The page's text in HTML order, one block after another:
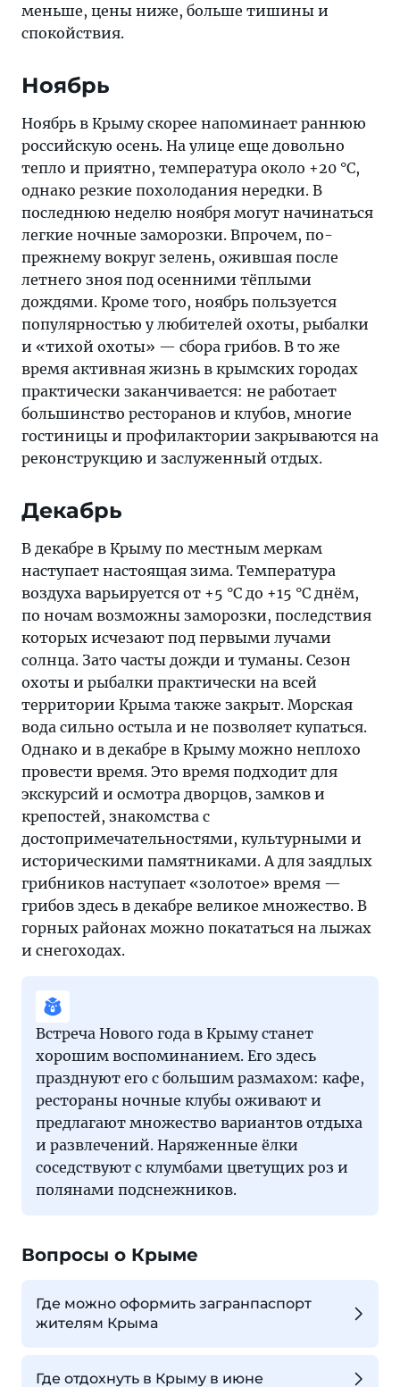
меньше, цены ниже, больше тишины и
спокойствия.
Ноябрь
Ноябрь в Крыму скорее напоминает раннюю
российскую осень. На улице еще довольно
тепло и приятно, температура около +20 °C,
однако резкие похолодания нередки. В
последнюю неделю ноября могут начинаться
легкие ночные заморозки. Впрочем, по-
прежнему вокруг зелень, ожившая после
летнего зноя под осенними тёплыми
дождями. Кроме того, ноябрь пользуется
популярностью у любителей охоты, рыбалки
и «тихой охоты» — сбора грибов. В то же
время активная жизнь в крымских городах
практически заканчивается: не работает
большинство ресторанов и клубов, многие
гостиницы и профилактории закрываются на
реконструкцию и заслуженный отдых.
Декабрь
В декабре в Крыму по местным меркам
наступает настоящая зима. Температура
воздуха варьируется от +5 °C до +15 °C днём,
по ночам возможны заморозки, последствия
которых исчезают под первыми лучами
солнца. Зато часты дожди и туманы. Сезон
охоты и рыбалки практически на всей
территории Крыма также закрыт. Морская
вода сильно остыла и не позволяет купаться.
Однако и в декабре в Крыму можно неплохо
провести время. Это время подходит для
экскурсий и осмотра дворцов, замков и
крепостей, знакомства с
достопримечательностями, культурными и
историческими памятниками. А для заядлых
грибников наступает «золотое» время —
грибов здесь в декабре великое множество. В
горных районах можно покататься на лыжах
и снегоходах.
Встреча Нового года в Крыму станет
хорошим воспоминанием. Его здесь
празднуют его с большим размахом: кафе,
рестораны ночные клубы оживают и
предлагают множество вариантов отдыха
и развлечений. Наряженные ёлки
соседствуют с клумбами цветущих роз и
полянами подснежников.
Вопросы о Крыме
Где можно оформить загранпаспорт
жителям Крыма
Где отдохнуть в Крыму в июне